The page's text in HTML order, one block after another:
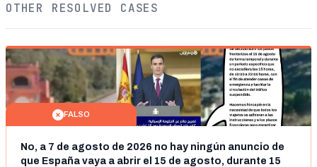
OTHER RESOLVED CASES
FALSO
No, a 7 de agosto de 2026 no hay ningún anuncio de
que España vaya a abrir el 15 de agosto, durante 15